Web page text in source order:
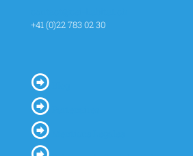
+41 (0)22 783 02 30